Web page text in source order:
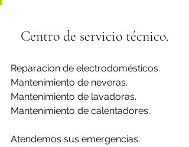
Centro de servicio técnico.
Reparacion de electrodomésticos.
Mantenimiento de neveras.
Mantenimiento de lavadoras.
Mantenimiento de calentadores.
Atendemos sus emergencias.